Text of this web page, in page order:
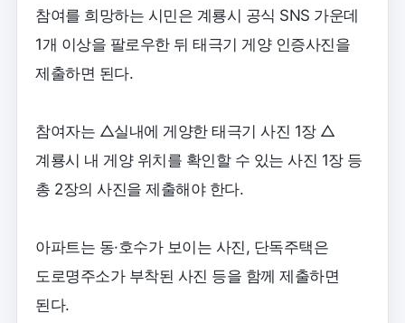
참여를 희망하는 시민은 계룡시 공식 SNS 가운데
1개 이상을 팔로우한 뒤 태극기 게양 인증사진을
제출하면 된다.
참여자는 △실내에 게양한 태극기 사진 1장 △
계룡시 내 게양 위치를 확인할 수 있는 사진 1장 등
총 2장의 사진을 제출해야 한다.
아파트는 동·호수가 보이는 사진, 단독주택은
도로명주소가 부착된 사진 등을 함께 제출하면
된다.